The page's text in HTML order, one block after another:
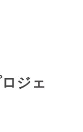
ジェ